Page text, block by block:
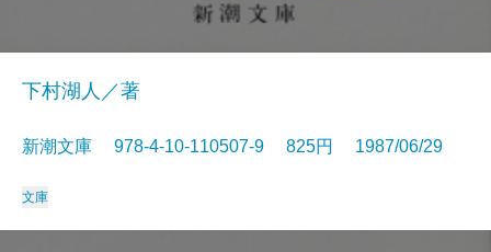
下村湖人／著
新潮文庫 978-4-10-110507-9 825円 1987/06/29
文庫